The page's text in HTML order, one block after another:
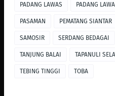
PADANG LAWAS PADANG
PASAMAN PEMATANG SIANTAR
SAMOSIR SERDANG BEDAGAI
TANJUNG BALAI TAPANULI
TEBING TINGGI TOBA